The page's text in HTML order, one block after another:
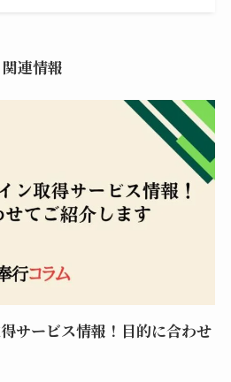
関連情報
サービス情報！目的に合わせ